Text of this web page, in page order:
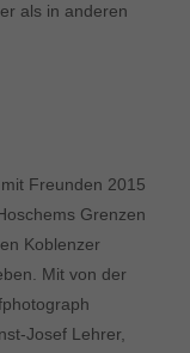
als in anderen
Freunden 2015
Grenzen
Koblenzer
Mit von der
Josef Lehrer,